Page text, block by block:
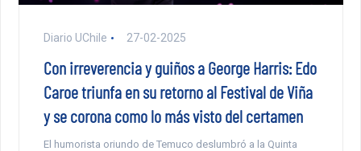
Diario UChile 27-02-2025
Con irreverencia y guiños a George Harris: Edo
Caroe triunfa en su retorno al Festival de Viña
y se corona como lo más visto del certamen
El humorista oriundo de Temuco deslumbró a la Quinta